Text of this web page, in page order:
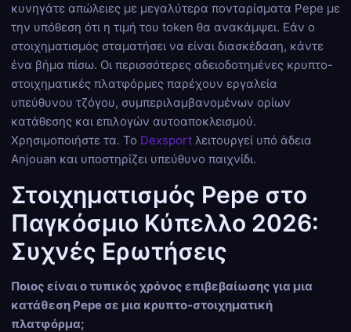
κυνηγάτε απώλειες με μεγαλύτερα πονταρίσματα Pepe με
την υπόθεση ότι η τιμή του token θα ανακάμψει. Εάν ο
στοιχηματισμός σταματήσει να είναι διασκέδαση, κάντε
ένα βήμα πίσω. Οι περισσότερες αδειοδοτημένες κρυπτο-
στοιχηματικές πλατφόρμες παρέχουν εργαλεία
υπεύθυνου τζόγου, συμπεριλαμβανομένων ορίων
κατάθεσης και επιλογών αυτοαποκλεισμού.
Χρησιμοποιήστε τα. Το Dexsport λειτουργεί υπό άδεια
Anjouan και υποστηρίζει υπεύθυνο παιχνίδι.
Στοιχηματισμός Pepe στο
Παγκόσμιο Κύπελλο 2026:
Συχνές Ερωτήσεις
Ποιος είναι ο τυπικός χρόνος επιβεβαίωσης για μια
κατάθεση Pepe σε μια κρυπτο-στοιχηματική
πλατφόρμα;